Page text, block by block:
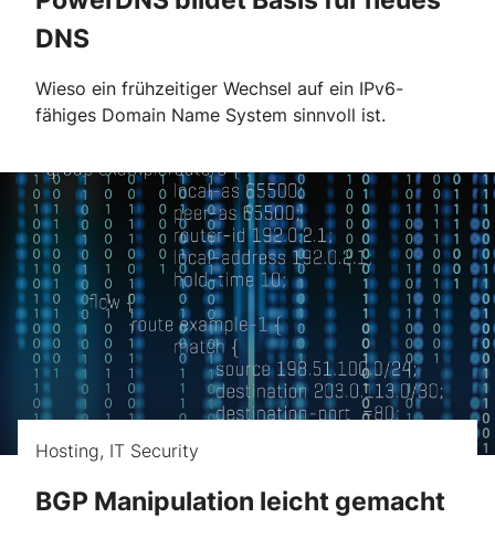
DNS
Wieso ein frühzeitiger Wechsel auf ein IPv6-
fähiges Domain Name System sinnvoll ist.
Hosting, IT Security
BGP Manipulation leicht gemacht